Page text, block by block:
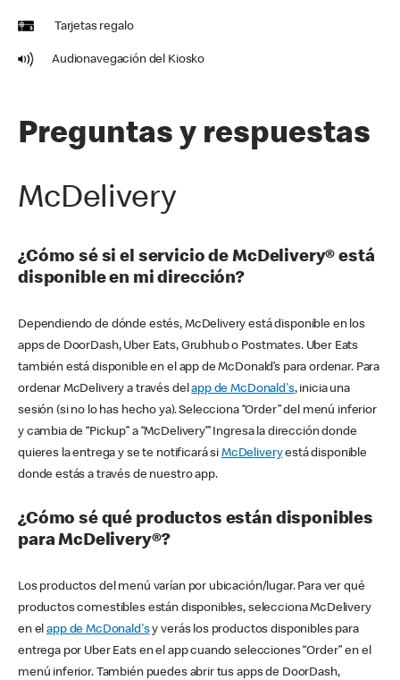
Tarjetas regalo
Audionavegación del Kiosko
Preguntas y respuestas
McDelivery
¿Cómo sé si el servicio de McDelivery® está
disponible en mi dirección?
Dependiendo de dónde estés, McDelivery está disponible en los
apps de DoorDash, Uber Eats, Grubhub o Postmates. Uber Eats
también está disponible en el app de McDonald’s para ordenar. Para
ordenar McDelivery a través delapp de McDonald's, inicia una
sesión (si no lo has hecho ya). Selecciona “Order” del menú inferior
y cambia de “Pickup” a “McDelivery’” Ingresa la dirección donde
quieres la entrega y se te notificará si McDeliveryestá disponible
donde estás a través de nuestro app.
¿Cómo sé qué productos están disponibles
para McDelivery®?
Los productos del menú varían por ubicación/lugar. Para ver qué
productos comestibles están disponibles, selecciona McDelivery
en elapp de McDonald'sy verás los productos disponibles para
entrega por Uber Eats en el app cuando selecciones “Order” en el
menú inferior. También puedes abrir tus apps de DoorDash,